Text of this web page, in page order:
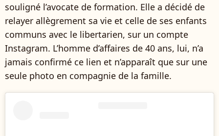
souligné l’avocate de formation. Elle a décidé de
relayer allègrement sa vie et celle de ses enfants
communs avec le libertarien, sur un compte
Instagram. L’homme d’affaires de 40 ans, lui, n’a
jamais confirmé ce lien et n’apparaît que sur une
seule photo en compagnie de la famille.